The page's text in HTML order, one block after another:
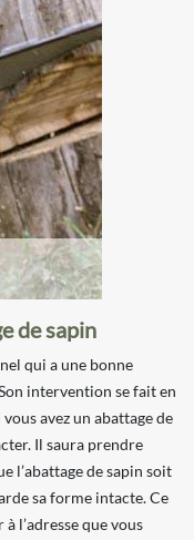
de sapin
qui a une bonne
intervention se fait en
avez un abattage de
Il saura prendre
l’abattage de sapin soit
sa forme intacte. Ce
l’adresse que vous